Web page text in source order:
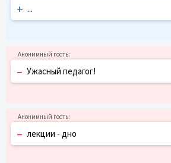
+ ...
– Ужасный педагог!
– лекции - дно